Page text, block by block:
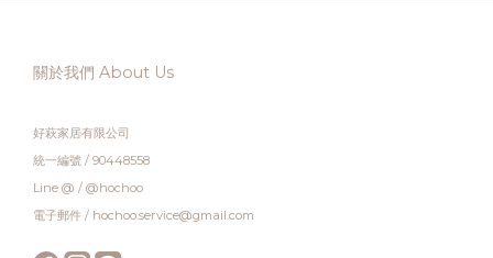
關於我們 About Us
好萩家居有限公司
統一編號 / 90448558
Line @ / @hochoo
電子郵件 / hochoo.service@gmail.com